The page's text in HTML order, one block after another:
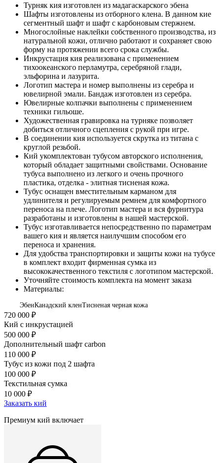
Турняк кия изготовлен из мадагаскарского эбена
Шафты изготовлены из отборного клена. В данном кие
сегментный шафт и шафт с карбоновым стержнем.
Многослойные наклейки собственного производства, из
натуральной кожи, отлично работают и сохраняет свою
форму на протяжении всего срока службы.
Инкрустация кия реализована с применением
тихоокеанского перламутра, серебряной глади,
эльфорина и лазурита.
Логотип мастера и номер выполнены из серебра и
ювелирной эмали. Бандаж изготовлен из серебра.
Ювелирные колпачки выполнены с применением
техники гильоше.
Художественная гравировка на турняке позволяет
добиться отличного сцепления с рукой при игре.
В соединении кия используется скрутка из титана с
круглой резьбой.
Кий укомплектован тубусом авторского исполнения,
который обладает защитными свойствами. Основание
тубуса выполнено из легкого и очень прочного
пластика, отделка - элитная тисненая кожа.
Тубус оснащен вместительным карманом для
удлинителя и регулируемым ремнем для комфортного
переноса на плече. Логотип мастера и вся фурнитура
разработаны и изготовлены в нашей мастерской.
Тубус изготавливается непосредственно по параметрам
вашего кия и является наилучшим способом его
переноса и хранения.
Для удобства транспортировки и защиты кожи на тубусе
в комплект входит фирменная сумка из
высококачественного текстиля с логотипом мастерской.
Уточняйте стоимость комплекта на момент заказа
Материалы:
ЭбенКанадский кленТисненая черная кожа
720 000 ₽
Кий c инкрустацией
500 000 ₽
Дополнительный шафт carbon
110 000 ₽
Тубус из кожи под 2 шафта
100 000 ₽
Текстильная сумка
10 000 ₽
Заказать кий
Премиум кий включает